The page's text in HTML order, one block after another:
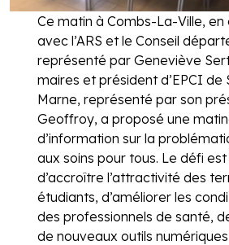
Ce matin à Combs-La-Ville,
avec l’ARS et le Conseil
représenté par Geneviève
maires et président d’EPCI de
Marne, représenté par son
Geoffroy, a proposé une
d’information sur la
aux soins pour tous. Le défi
d’accroître l’attractivité des
étudiants, d’améliorer les
des professionnels de santé,
de nouveaux outils